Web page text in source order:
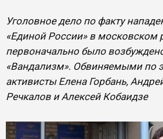
Уголовное дело по факту
«Единой России» в московском
первоначально было
«Вандализм». Обвиняемыми по
активисты Елена Горбань,
Речкалов и Алексей Кобаидзе